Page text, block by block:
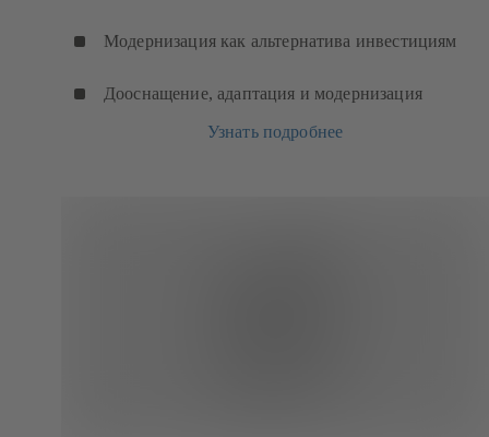
Модернизация как альтернатива инвестициям
Дооснащение, адаптация и модернизация
Узнать подробнее